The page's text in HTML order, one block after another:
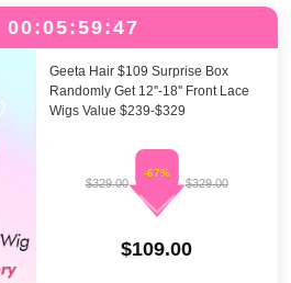
00:05:59:46
Geeta Hair $109 Surprise Box
Randomly Get 12''-18'' Front Lace
Wigs Value $239-$329
$329.00
-67%
$329.00
$109.00